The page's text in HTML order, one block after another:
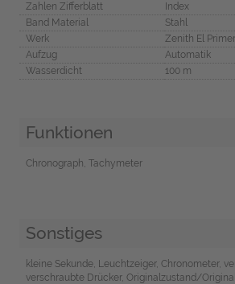
Zahlen Zifferblatt
Index
Band Material
Stahl
Werk
Zenith El
Aufzug
Automatik
Wasserdicht
100 m
Funktionen
Chronograph, Tachymeter
Sonstiges
kleine Sekunde, Leuchtzeiger, Chronometer,
verschraubte Drücker, Originalzustand/